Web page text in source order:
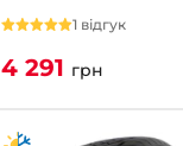
1 відгук
4 291 грн